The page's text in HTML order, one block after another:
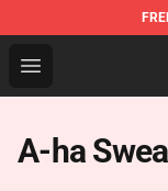
Open menu
A-ha Store -
A-ha